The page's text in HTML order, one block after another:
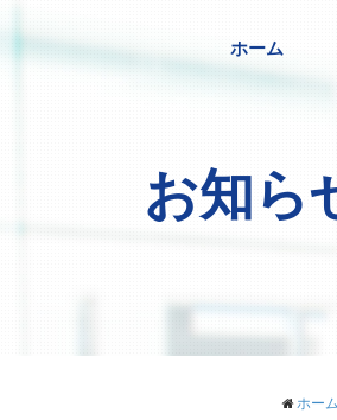
ホーム
お知ら
ホーム